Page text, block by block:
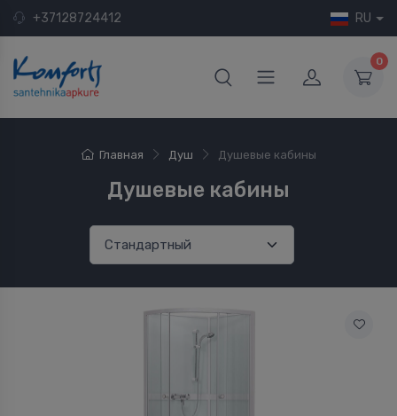
+37128724412 RU
0
Главная Душ Душевые кабины
Душевые кабины